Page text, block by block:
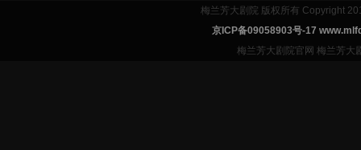
梅兰芳大剧院 版权所有 Copyright
京ICP备09058903号-17
梅兰芳大剧院官网 梅兰芳大